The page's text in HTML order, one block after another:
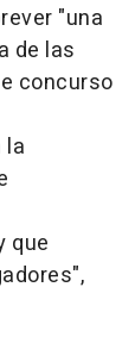
"una
de las
concurso
la
que